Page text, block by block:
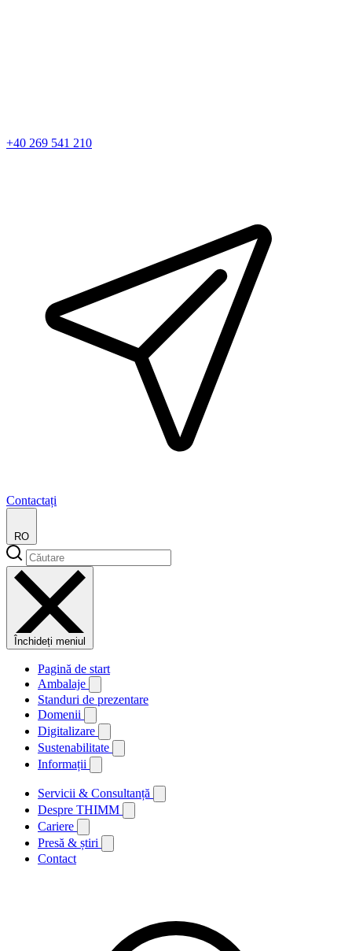
+40 269 541 210
Contactați
RO
Închideți meniul
Pagină de start
Ambalaje
Standuri de prezentare
Domenii
Digitalizare
Sustenabilitate
Informații
Servicii & Consultanță
Despre THIMM
Cariere
Presă & știri
Contact